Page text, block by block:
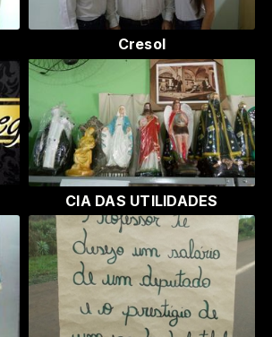
Cresol
CIA DAS UTILIDADES